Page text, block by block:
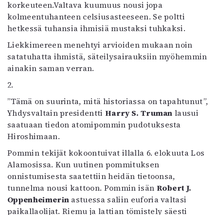
korkeuteen.Valtava kuumuus nousi jopa
kolmeentuhanteen celsiusasteeseen. Se poltti
hetkessä tuhansia ihmisiä mustaksi tuhkaksi.
Liekkimereen menehtyi arvioiden mukaan noin
satatuhatta ihmistä, säteilysairauksiin myöhemmin
ainakin saman verran.
2.
”Tämä on suurinta, mitä historiassa on tapahtunut”,
Yhdysvaltain presidentti Harry S. Truman lausui
saatuaan tiedon atomipommin pudotuksesta
Hiroshimaan.
Pommin tekijät kokoontuivat illalla 6. elokuuta Los
Alamosissa. Kun uutinen pommituksen
onnistumisesta saatettiin heidän tietoonsa,
tunnelma nousi kattoon. Pommin isän Robert J.
Oppenheimerin astuessa saliin euforia valtasi
paikallaolijat. Riemu ja lattian tömistely säesti